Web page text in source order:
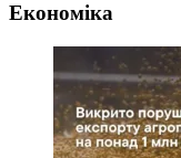
Економіка